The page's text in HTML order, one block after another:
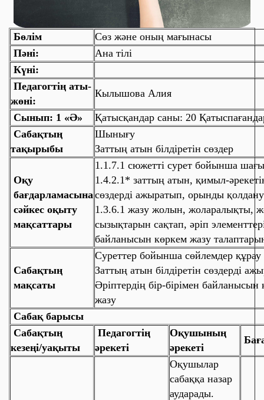
Бөлім
Сөз және оның мағынасы
Пәні:
Ана тілі
Күні:
Педагогтің аты-
жөні:
Кылышова Алия
Сынып: 1 «Ә»
Қатысқандар саны: 20
Сабақтың
тақырыбы
Шынығу
Заттың атын білдіретін сөздер
Оқу
бағдарламасына
сәйкес оқыту
мақсаттары
1.1.7.1 сюжетті сурет бойынша
1.4.2.1* заттың атын, қимыл-
сөздерді ажыратып, орынды қолдану
1.3.6.1 жазу жолын, жоларалықты,
сызықтарын сақтап, әріп
байланысын көркем жазу
Сабақтың
мақсаты
Суреттер бойынша сөйлемдер құрау
Заттың атын білдіретін сөздерді
Әріптердің бір-бірімен
жазу
Сабақ барысы
Сабақтың
кезеңі/уақыты
Педагогтің
әрекеті
Оқушының
әрекеті
Оқушылар
сабаққа назар
аударады.